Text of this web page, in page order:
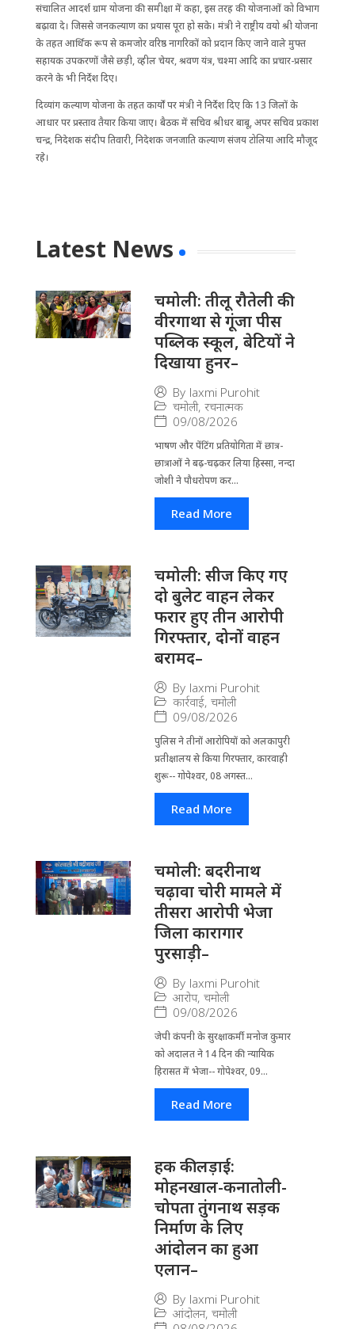
संचालित आदर्श ग्राम योजना की समीक्षा में कहा, इस तरह की योजनाओं को विभाग
बढ़ावा दे। जिससे जनकल्याण का प्रयास पूरा हो सके। मंत्री ने राष्ट्रीय वयो श्री योजना
के तहत आर्थिक रूप से कमजोर वरिष्ठ नागरिकों को प्रदान किए जाने वाले मुफ्त
सहायक उपकरणों जैसे छड़ी, व्हील चेयर, श्रवण यंत्र, चश्मा आदि का प्रचार-प्रसार
करने के भी निर्देश दिए।
दिव्यांग कल्याण योजना के तहत कार्यों पर मंत्री ने निर्देश दिए कि 13 जिलों के
आधार पर प्रस्ताव तैयार किया जाए। बैठक में सचिव श्रीधर बाबू, अपर सचिव प्रकाश
चन्द्र, निदेशक संदीप तिवारी, निदेशक जनजाति कल्याण संजय टोलिया आदि मौजूद
रहे।
Latest News
चमोली: तीलू रौतेली की
वीरगाथा से गूंजा पीस
पब्लिक स्कूल, बेटियों ने
दिखाया हुनर–
By laxmi Purohit
चमोली, रचनात्मक
09/08/2026
भाषण और पेंटिंग प्रतियोगिता में छात्र-
छात्राओं ने बढ़-चढ़कर लिया हिस्सा, नन्दा
जोशी ने पौधरोपण कर...
Read More
चमोली: सीज किए गए
दो बुलेट वाहन लेकर
फरार हुए तीन आरोपी
गिरफ्तार, दोनों वाहन
बरामद–
By laxmi Purohit
कार्रवाई, चमोली
09/08/2026
पुलिस ने तीनों आरोपियों को अलकापुरी
प्रतीक्षालय से किया गिरफ्तार, कारवाही
शुरू-- गोपेश्वर, 08 अगस्त...
Read More
चमोली: बदरीनाथ
चढ़ावा चोरी मामले में
तीसरा आरोपी भेजा
जिला कारागार
पुरसाड़ी–
By laxmi Purohit
आरोप, चमोली
09/08/2026
जेपी कंपनी के सुरक्षाकर्मी मनोज कुमार
को अदालत ने 14 दिन की न्यायिक
हिरासत में भेजा-- गोपेश्वर, 09...
Read More
हक की लड़ाई:
मोहनखाल-कनातोली-
चोपता तुंगनाथ सड़क
निर्माण के लिए
आंदोलन का हुआ
एलान–
By laxmi Purohit
आंदोलन, चमोली